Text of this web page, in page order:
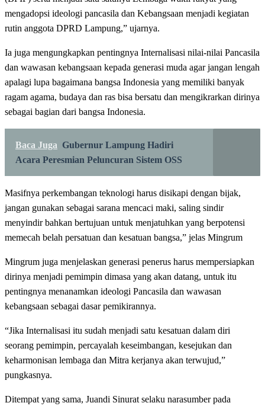
mengadopsi ideologi pancasila dan Kebangsaan menjadi kegiatan
rutin anggota DPRD Lampung,” ujarnya.
Ia juga mengungkapkan pentingnya Internalisasi nilai-nilai Pancasila
dan wawasan kebangsaan kepada generasi muda agar jangan lengah
apalagi lupa bagaimana bangsa Indonesia yang memiliki banyak
ragam agama, budaya dan ras bisa bersatu dan mengikrarkan dirinya
sebagai bagian dari bangsa Indonesia.
Baca Juga Gubernur Lampung Hadiri
Acara Peresmian Peluncuran Sistem OSS
Masifnya perkembangan teknologi harus disikapi dengan bijak,
jangan gunakan sebagai sarana mencaci maki, saling sindir
menyindir bahkan bertujuan untuk menjatuhkan yang berpotensi
memecah belah persatuan dan kesatuan bangsa,” jelas Mingrum
Mingrum juga menjelaskan generasi penerus harus mempersiapkan
dirinya menjadi pemimpin dimasa yang akan datang, untuk itu
pentingnya menanamkan ideologi Pancasila dan wawasan
kebangsaan sebagai dasar pemikirannya.
“Jika Internalisasi itu sudah menjadi satu kesatuan dalam diri
seorang pemimpin, percayalah keseimbangan, kesejukan dan
keharmonisan lembaga dan Mitra kerjanya akan terwujud,”
pungkasnya.
Ditempat yang sama, Juandi Sinurat selaku narasumber pada